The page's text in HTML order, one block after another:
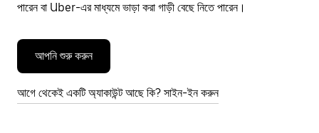
পারেন বা Uber-এর মাধ্যমে ভাড়া করা গাড়ী বেছে নিতে পারেন।
আপনি শুরু করুন
আগে থেকেই একটি অ্যাকাউন্ট আছে কি? সাইন-ইন করুন